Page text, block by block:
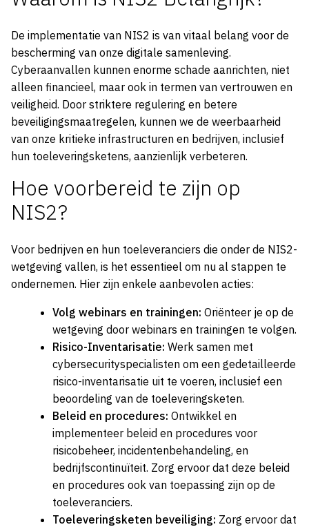
De implementatie van NIS2 is van vitaal belang voor de
bescherming van onze digitale samenleving.
Cyberaanvallen kunnen enorme schade aanrichten, niet
alleen financieel, maar ook in termen van vertrouwen en
veiligheid. Door striktere regulering en betere
beveiligingsmaatregelen, kunnen we de weerbaarheid
van onze kritieke infrastructuren en bedrijven, inclusief
hun toeleveringsketens, aanzienlijk verbeteren.
Hoe voorbereid te zijn op
NIS2?
Voor bedrijven en hun toeleveranciers die onder de NIS2-
wetgeving vallen, is het essentieel om nu al stappen te
ondernemen. Hier zijn enkele aanbevolen acties:
Volg webinars en trainingen: Oriënteer je op de
wetgeving door webinars en trainingen te volgen.
Risico-Inventarisatie: Werk samen met
cybersecurityspecialisten om een gedetailleerde
risico-inventarisatie uit te voeren, inclusief een
beoordeling van de toeleveringsketen.
Beleid en procedures: Ontwikkel en
implementeer beleid en procedures voor
risicobeheer, incidentenbehandeling, en
bedrijfscontinuïteit. Zorg ervoor dat deze beleid
en procedures ook van toepassing zijn op de
toeleveranciers.
Toeleveringsketen beveiliging: Zorg ervoor dat